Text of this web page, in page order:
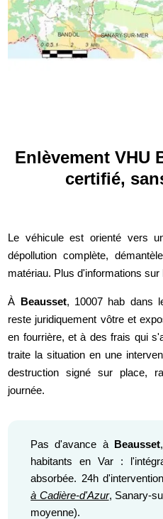
Enlèvement VHU
certifié,
Le véhicule est orienté vers
dépollution complète,
matériau. Plus d'informations
À Beausset, 10007 hab dans
reste juridiquement vôtre et
en fourrière, et à des frais qui
traite la situation en une
destruction signé sur place,
journée.
Pas d'avance à Beausset
habitants en Var :
absorbée. 24h
à Cadière-d'Azur, Sanary-
moyenne).